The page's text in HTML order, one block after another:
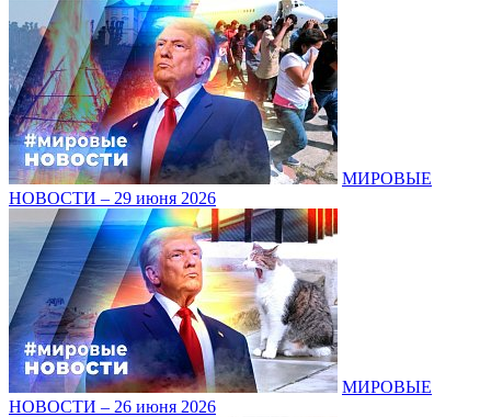
МИРОВЫЕ
НОВОСТИ – 29 июня 2026
МИРОВЫЕ
НОВОСТИ – 26 июня 2026